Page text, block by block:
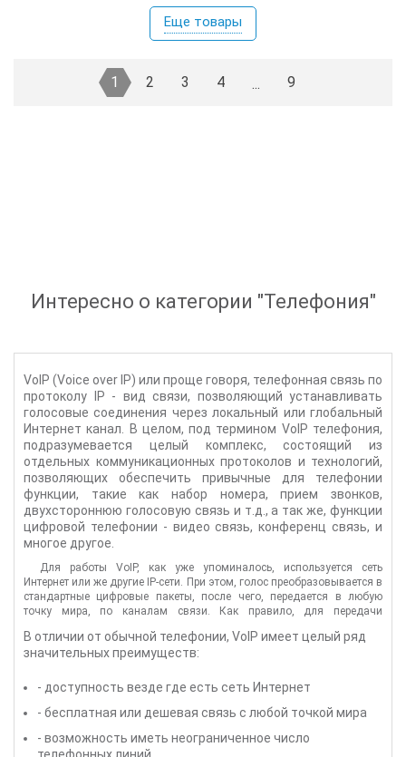
Еще товары
1 2 3 4 ... 9
Интересно о категории "Телефония"
VoIP (Voice over IP) или проще говоря, телефонная связь по
протоколу IP - вид связи, позволяющий устанавливать
голосовые соединения через локальный или глобальный
Интернет канал. В целом, под термином VoIP телефония,
подразумевается целый комплекс, состоящий из
отдельных коммуникационных протоколов и технологий,
позволяющих обеспечить привычные для телефонии
функции, такие как набор номера, прием звонков,
двухстороннюю голосовую связь и т.д., а так же, функции
цифровой телефонии - видео связь, конференц связь, и
многое другое.
Для работы VoIP, как уже упоминалось, используется сеть
Интернет или же другие IP-сети. При этом, голос преобразовывается в
стандартные цифровые пакеты, после чего, передается в любую
точку мира, по каналам связи. Как правило, для передачи
дополнительное сжатие. Делается это для удаления избыточной
информации и снижения нагрузки на сети передачи данных. Кроме
современными алгоритмами, что делает данный вид телефонной
связи достаточно безопасным и конфиденциальным.
В отличии от обычной телефонии, VoIP имеет целый ряд
значительных преимуществ:
- доступность везде где есть сеть Интернет
- бесплатная или дешевая связь с любой точкой мира
- возможность иметь неограниченное число
телефонных линий